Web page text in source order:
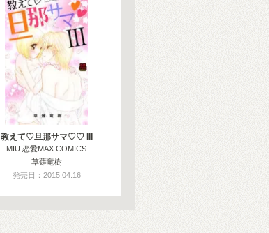
教えて♡旦那サマ♡♡ III
MIU 恋愛MAX COMICS
草薙竜樹
発売日：2015.04.16